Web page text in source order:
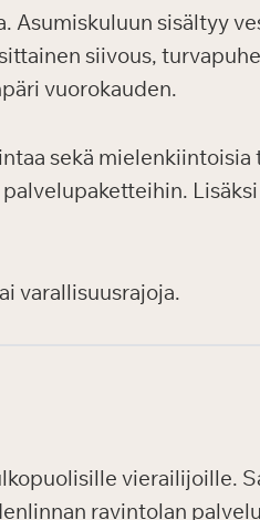
Asumiskuluun sisältyy
siivous,
vuorokauden.
sekä mielenkiintoisia
varallisuusrajoja.
vierailijoille.
ravintolan